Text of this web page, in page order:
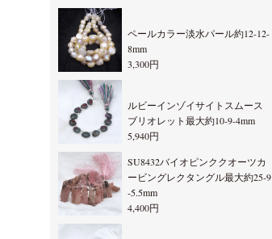
ペールカラー淡水パール約12-12-
8mm
3,300円
ルビーインゾイサイトスムース
ブリオレット最大約10-9-4mm
5,940円
SU8432バイオピンククオーツカ
ービングレクタングル最大約25-9
-5.5mm
4,400円